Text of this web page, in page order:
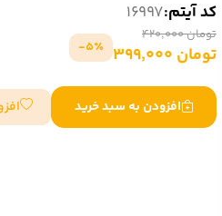
ادبیات ترکیه
ادبیات آسیا
سایر کشورهای اروپا
کد آیتم:16997
تومان 420,000
تومان 399,000 5٪-
افزودن به سبد خرید